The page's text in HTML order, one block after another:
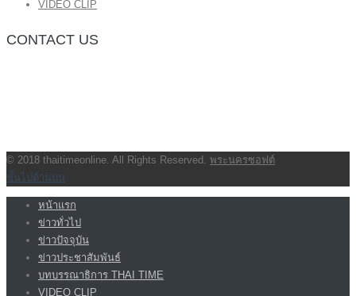
VIDEO CLIP
CONTACT US
© 2018 thaitimeonline. All Rights Reserved. พระนครซอฟต์
ขั้นไปด้านบน
หน้าแรก
ข่าวทั่วไป
ข่าวปัจจุบัน
ข่าวประชาสัมพันธ์
บทบรรณาธิการ THAI TIME
VIDEO CLIP